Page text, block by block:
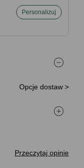
Personalizuj
Opcje dostaw >
Przeczytaj opinie